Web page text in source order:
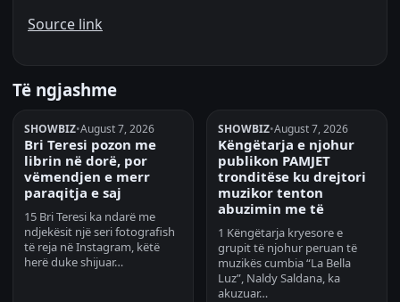
Source link
Të ngjashme
SHOWBIZ•August 7, 2026
Bri Teresi pozon me
librin në dorë, por
vëmendjen e merr
paraqitja e saj
15 Bri Teresi ka ndarë me
ndjekësit një seri fotografish
të reja në Instagram, këtë
herë duke shijuar…
SHOWBIZ•August 7, 2026
Këngëtarja e njohur
publikon PAMJET
tronditëse ku drejtori
muzikor tenton
abuzimin me të
1 Këngëtarja kryesore e
grupit të njohur peruan të
muzikës cumbia “La Bella
Luz”, Naldy Saldana, ka
akuzuar…